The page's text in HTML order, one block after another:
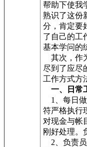
帮助下使我
熟识了这份
分，肯定要
了自己的工
基本学问的
其次，作
尽到了应尽
工作方式方
一、日常
1、每日做
符严格执行
对现金与帐
刚好处理。
2、负责员